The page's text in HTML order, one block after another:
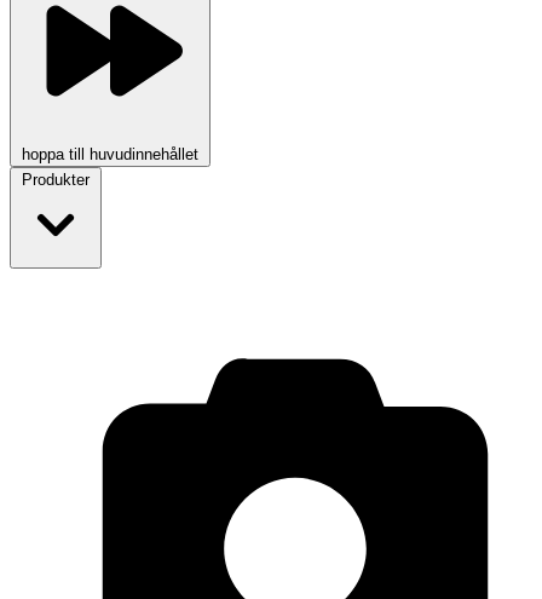
hoppa till huvudinnehållet
Produkter